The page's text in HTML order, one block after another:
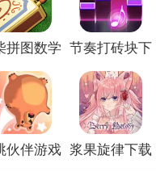
拼图数学
戏下载
节奏打砖块下
载
伙伴游戏 浆果旋律下载